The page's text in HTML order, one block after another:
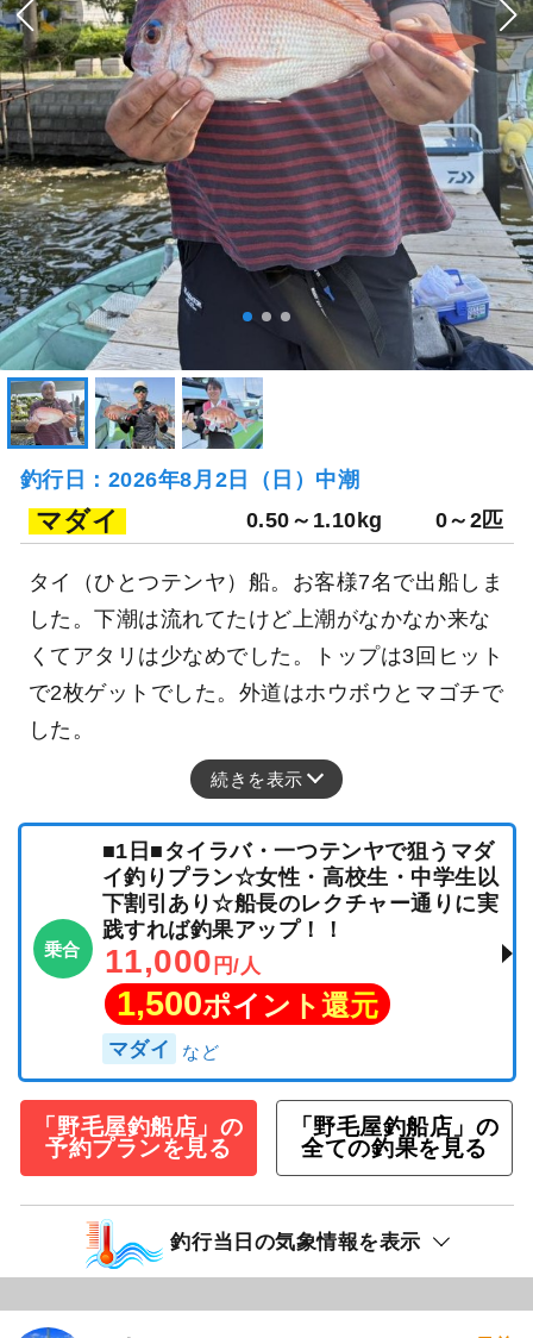
釣行日：2026年8月2日（日）中潮
マダイ 0.50～1.10kg 0～2匹
タイ（ひとつテンヤ）船。お客様7名で出船しま
した。下潮は流れてたけど上潮がなかなか来な
くてアタリは少なめでした。トップは3回ヒット
で2枚ゲットでした。外道はホウボウとマゴチで
した。
続きを表示
乗合
■1日■タイラバ・一つテンヤで狙うマダ
イ釣りプラン☆女性・高校生・中学生以
下割引あり☆船長のレクチャー通りに実
践すれば釣果アップ！！
11,000 円/人
1,500ポイント還元
マダイ
「野毛屋釣船店」の
予約プランを見る
「野毛屋釣船店」の
全ての釣果を見る
釣行当日の気象情報を表示